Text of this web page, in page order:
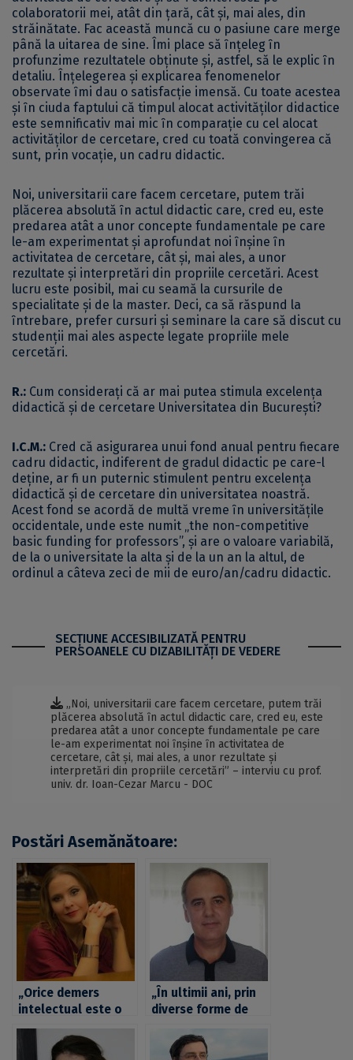
colaboratorii mei, atât din ţară, cât şi, mai ales, din
străinătate. Fac această muncă cu o pasiune care merge
până la uitarea de sine. Îmi place să ȋnţeleg ȋn
profunzime rezultatele obţinute şi, astfel, să le explic ȋn
detaliu. Înţelegerea şi explicarea fenomenelor
observate ȋmi dau o satisfacţie imensă. Cu toate acestea
şi ȋn ciuda faptului că timpul alocat activităţilor didactice
este semnificativ mai mic ȋn comparaţie cu cel alocat
activităţilor de cercetare, cred cu toată convingerea că
sunt, prin vocaţie, un cadru didactic.
Noi, universitarii care facem cercetare, putem trăi
plăcerea absolută ȋn actul didactic care, cred eu, este
predarea atât a unor concepte fundamentale pe care
le-am experimentat şi aprofundat noi ȋnşine ȋn
activitatea de cercetare, cât şi, mai ales, a unor
rezultate şi interpretări din propriile cercetări. Acest
lucru este posibil, mai cu seamă la cursurile de
specialitate şi de la master. Deci, ca să răspund la
ȋntrebare, prefer cursuri şi seminare la care să discut cu
studenţii mai ales aspecte legate propriile mele
cercetări.
R.: Cum considerați că ar mai putea stimula excelența
didactică și de cercetare Universitatea din București?
I.C.M.: Cred că asigurarea unui fond anual pentru fiecare
cadru didactic, indiferent de gradul didactic pe care-l
deţine, ar fi un puternic stimulent pentru excelența
didactică și de cercetare din universitatea noastră.
Acest fond se acordă de multă vreme ȋn universităţile
occidentale, unde este numit „the non-competitive
basic funding for professors”, şi are o valoare variabilă,
de la o universitate la alta şi de la un an la altul, de
ordinul a câteva zeci de mii de euro/an/cadru didactic.
SECŢIUNE ACCESIBILIZATĂ PENTRU
PERSOANELE CU DIZABILITĂŢI DE VEDERE
„Noi, universitarii care facem cercetare, putem trăi
plăcerea absolută ȋn actul didactic care, cred eu, este
predarea atât a unor concepte fundamentale pe care
le-am experimentat noi ȋnşine ȋn activitatea de
cercetare, cât şi, mai ales, a unor rezultate şi
interpretări din propriile cercetări” – interviu cu prof.
univ. dr. Ioan-Cezar Marcu - DOC
Postări Asemănătoare:
„Orice demers
intelectual este o
luptă cu ideile
primite de-a gata și
„În ultimii ani, prin
diverse forme de
premiere, UB a
stimulat atât actul